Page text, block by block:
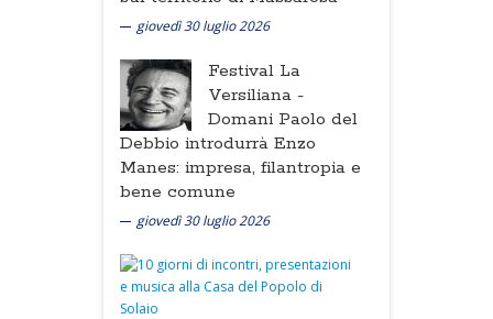
giovedì 30 luglio 2026
Festival La
Versiliana -
Domani Paolo del
Debbio introdurrà Enzo
Manes: impresa, filantropia e
bene comune
giovedì 30 luglio 2026